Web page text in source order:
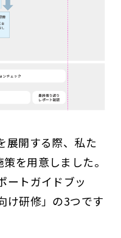
展開する際、私た
を用意しました。
ートガイドブッ
け研修」の3つです